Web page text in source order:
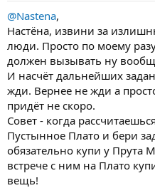
@Nastena,
Настёна, извини за
люди. Просто по моему
должен вызывать ну
И насчёт дальнейших
жди. Вернее не жди а
придёт не скоро.
Совет - когда
Пустынное Плато и бери
обязательно купи у Прута
встрече с ним на Плато
вещь!